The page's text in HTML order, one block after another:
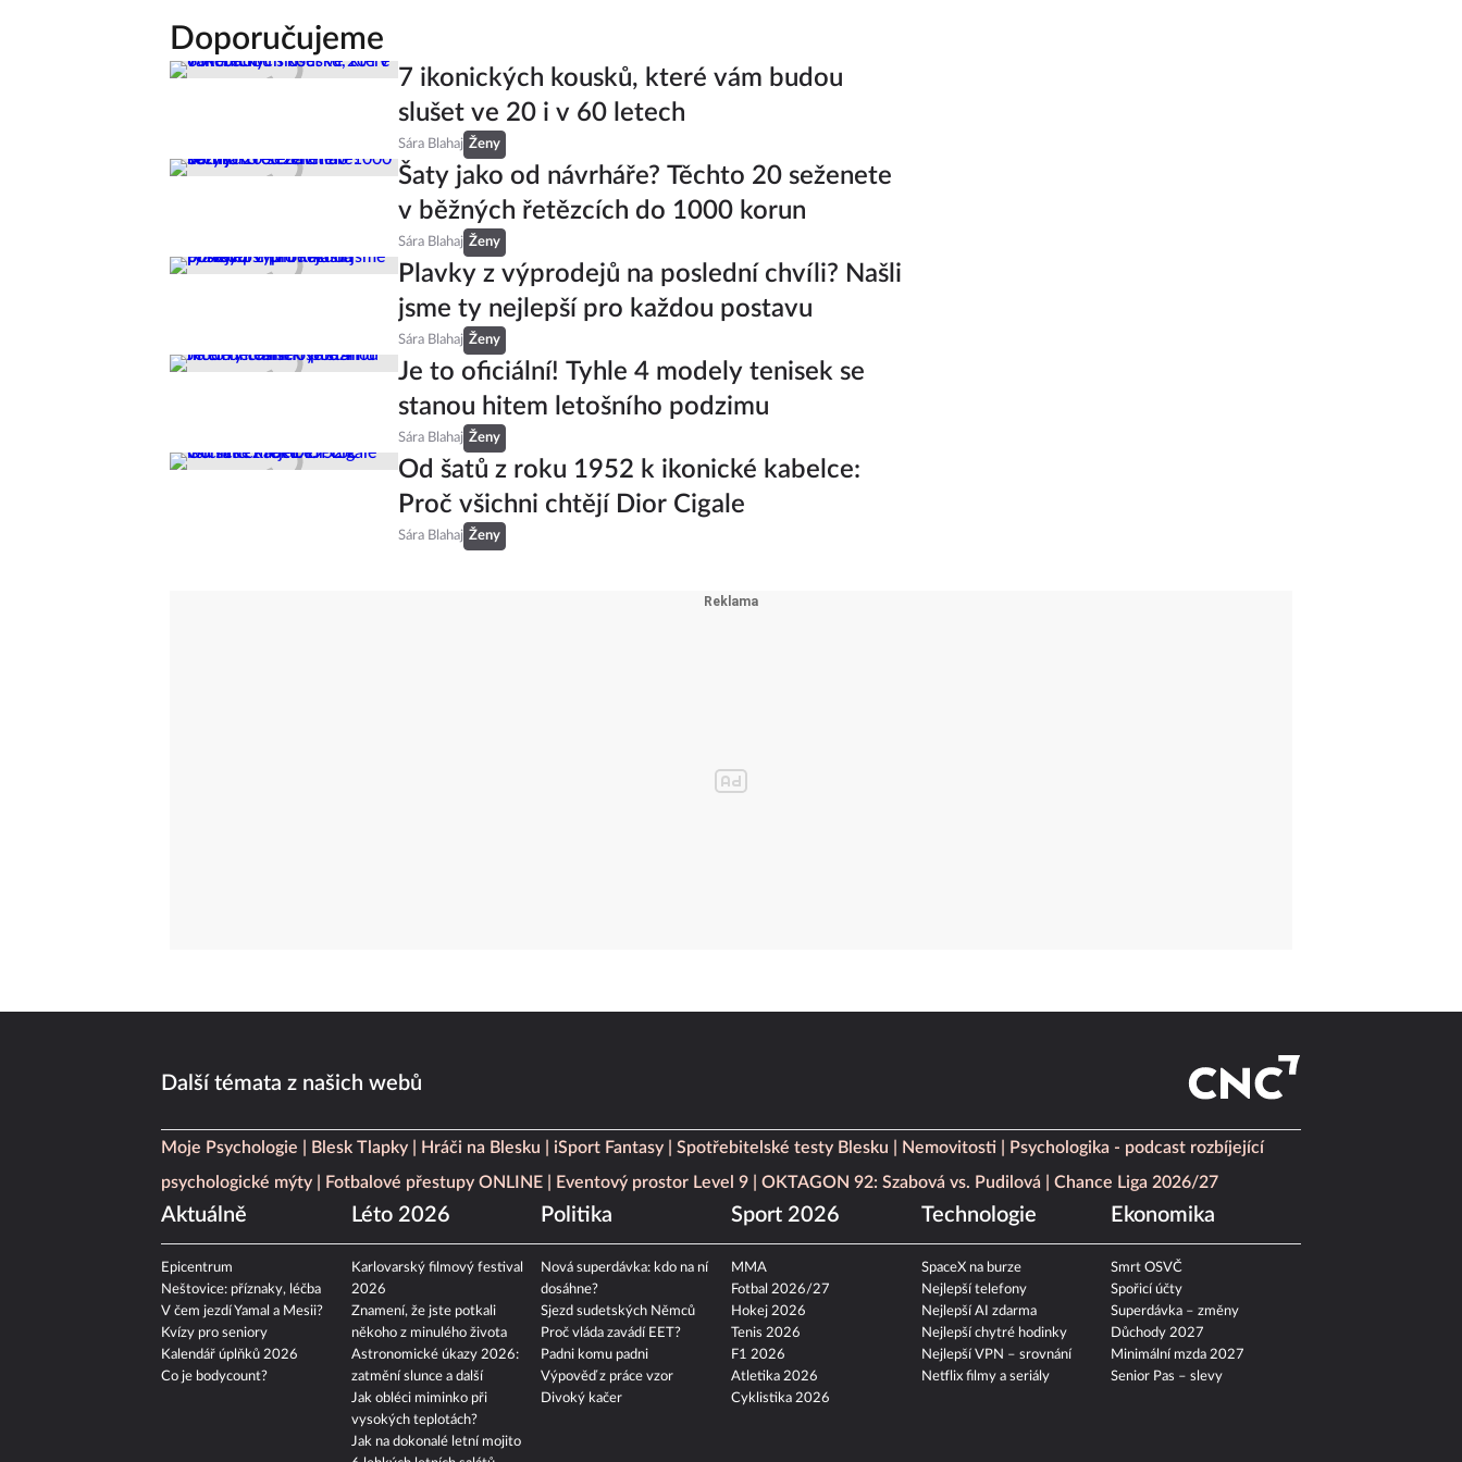
Doporučujeme
7 ikonických kousků, které vám budou
slušet ve 20 i v 60 letech
Sára Blahaj Ženy
Šaty jako od návrháře? Těchto 20 seženete
v běžných řetězcích do 1000 korun
Sára Blahaj Ženy
Plavky z výprodejů na poslední chvíli? Našli
jsme ty nejlepší pro každou postavu
Sára Blahaj Ženy
Je to oficiální! Tyhle 4 modely tenisek se
stanou hitem letošního podzimu
Sára Blahaj Ženy
Od šatů z roku 1952 k ikonické kabelce:
Proč všichni chtějí Dior Cigale
Sára Blahaj Ženy
Další témata z našich webů
Moje Psychologie Blesk Tlapky Hráči na Blesku iSport Fantasy Spotřebitelské testy Blesku Nemovitosti
Psychologika - podcast rozbíjející
psychologické mýty
Fotbalové přestupy ONLINE Eventový prostor Level 9 OKTAGON 92: Szabová vs. Pudilová Chance Liga 2026/27
Aktuálně
Epicentrum
Neštovice: příznaky, léčba
V čem jezdí Yamal a Mesii?
Kvízy pro seniory
Kalendář úplňků 2026
Co je bodycount?
Léto 2026
Karlovarský filmový festival
2026
Znamení, že jste potkali
někoho z minulého života
Astronomické úkazy 2026:
zatmění slunce a další
Jak obléci miminko při
vysokých teplotách?
Jak na dokonalé letní mojito
Politika
Nová superdávka: kdo na ní
dosáhne?
Sjezd sudetských Němců
Proč vláda zavádí EET?
Padni komu padni
Výpověď z práce vzor
Divoký kačer
Sport 2026
MMA
Fotbal 2026/27
Hokej 2026
Tenis 2026
F1 2026
Atletika 2026
Cyklistika 2026
Technologie
SpaceX na burze
Nejlepší telefony
Nejlepší AI zdarma
Nejlepší chytré hodinky
Nejlepší VPN – srovnání
Netflix filmy a seriály
Ekonomika
Smrt OSVČ
Spořicí účty
Superdávka – změny
Důchody 2027
Minimální mzda 2027
Senior Pas – slevy